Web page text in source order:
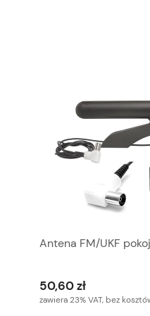
Antena FM/UKF
50,60 zł
zawiera 23% VAT, bez